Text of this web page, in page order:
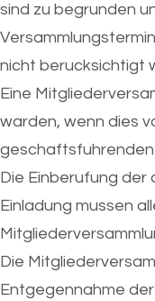
sind zu begrunden
nicht berucksichtigt
Eine
warden, wenn dies
Die Einberufung der
Einladung mussen
Die
Entgegennahme